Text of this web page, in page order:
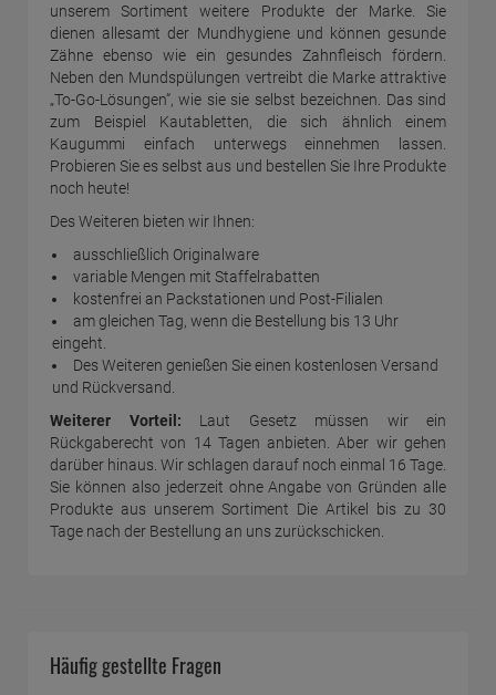
unserem Sortiment weitere Produkte der Marke. Sie
dienen allesamt der Mundhygiene und können gesunde
Zähne ebenso wie ein gesundes Zahnfleisch fördern.
Neben den Mundspülungen vertreibt die Marke attraktive
„To-Go-Lösungen“, wie sie sie selbst bezeichnen. Das sind
zum Beispiel Kautabletten, die sich ähnlich einem
Kaugummi einfach unterwegs einnehmen lassen.
Probieren Sie es selbst aus und bestellen Sie Ihre Produkte
noch heute!
Des Weiteren bieten wir Ihnen:
ausschließlich Originalware
variable Mengen mit Staffelrabatten
kostenfrei an Packstationen und Post-Filialen
am gleichen Tag, wenn die Bestellung bis 13 Uhr
eingeht.
Des Weiteren genießen Sie einen kostenlosen Versand
und Rückversand.
Weiterer Vorteil: Laut Gesetz müssen wir ein
Rückgaberecht von 14 Tagen anbieten. Aber wir gehen
darüber hinaus. Wir schlagen darauf noch einmal 16 Tage.
Sie können also jederzeit ohne Angabe von Gründen alle
Produkte aus unserem Sortiment Die Artikel bis zu 30
Tage nach der Bestellung an uns zurückschicken.
Häufig gestellte Fragen